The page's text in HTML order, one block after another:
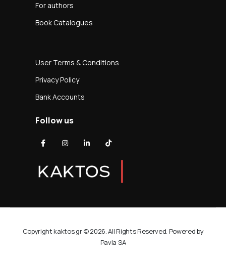
For authors
Book Catalogues
User Terms & Conditions
Privacy Policy
Bank Accounts
Follow us
Copyright kaktos.gr © 2026. All Rights Reserved. Powered by
Pavla SA